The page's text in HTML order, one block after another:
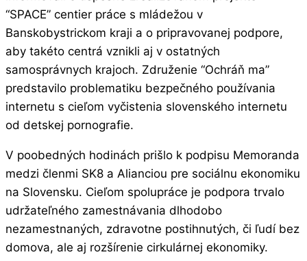
“SPACE” centier práce s mládežou v
Banskobystrickom kraji a o pripravovanej podpore,
aby takéto centrá vznikli aj v ostatných
samosprávnych krajoch. Združenie “Ochráň ma”
predstavilo problematiku bezpečného používania
internetu s cieľom vyčistenia slovenského internetu
od detskej pornografie.
V poobedných hodinách prišlo k podpisu Memoranda
medzi členmi SK8 a Alianciou pre sociálnu ekonomiku
na Slovensku. Cieľom spolupráce je podpora trvalo
udržateľného zamestnávania dlhodobo
nezamestnaných, zdravotne postihnutých, či ľudí bez
domova, ale aj rozšírenie cirkulárnej ekonomiky.